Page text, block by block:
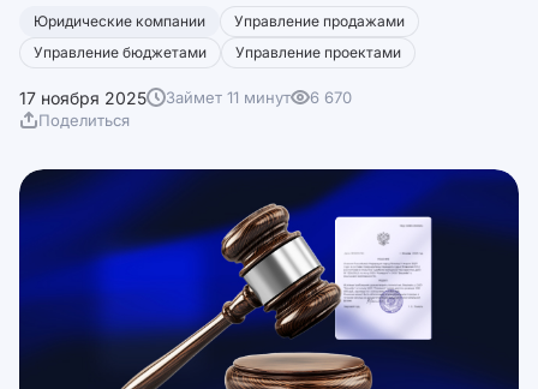
Юридические компании
Управление продажами
Управление бюджетами
Управление проектами
17 ноября 2025 Займет 11 минут
6 670
Поделиться